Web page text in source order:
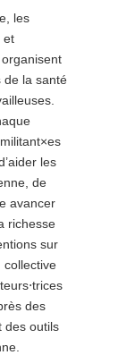
les
et
de la santé
les
de
avancer
richesse
sur
collective
des
des outils